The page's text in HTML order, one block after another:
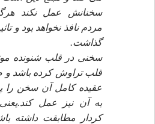
سخنانش عمل نكند
مردم نافذ نخواهد بود و
گذاشت.
سخنى در قلب شنونده
قلب تراوش كرده باشد
عقيده كامل آن سخن را
به آن نيز عمل كند.يعنى
كردار مطابقت داشته